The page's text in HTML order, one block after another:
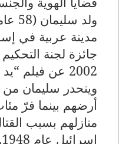
ولد
مدينة عربية في
جائزة لجنة
2002 عن فيلم “يد إلهية
وينحدر سليمان
أرضهم بينما فرّ
منازلهم بسبب
إسرائيل عام 1948
.